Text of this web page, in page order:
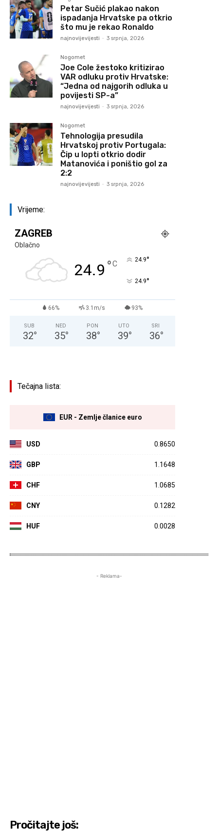
Petar Sučić plakao nakon
ispadanja Hrvatske pa otkrio
što mu je rekao Ronaldo
najnovijevijesti - 3 srpnja, 2026
Nogomet
Joe Cole žestoko kritizirao
VAR odluku protiv Hrvatske:
“Jedna od najgorih odluka u
povijesti SP-a”
najnovijevijesti - 3 srpnja, 2026
Nogomet
Tehnologija presudila
Hrvatskoj protiv Portugala:
Čip u lopti otkrio dodir
Matanovića i poništio gol za
2:2
najnovijevijesti - 3 srpnja, 2026
Vrijeme:
ZAGREB
Oblačno
24.9 °C 24.9°
24.9°
66% 3.1m/s 93%
SUB
32°
NED
35°
PON
38°
UTO
39°
SRI
36°
Tečajna lista:
EUR - Zemlje članice euro
USD 0.8650
GBP 1.1648
CHF 1.0685
CNY 0.1282
HUF 0.0028
- Reklama-
Pročitajte još: